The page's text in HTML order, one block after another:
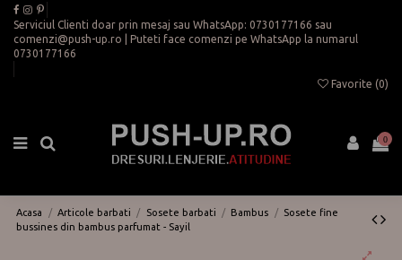
Serviciul Clienti doar prin mesaj sau WhatsApp: 0730177166 sau
comenzi@push-up.ro | Puteti face comenzi pe WhatsApp la numarul
0730177166
Favorite (0)
0
Acasa Articole barbati Sosete barbati Bambus
Sosete fine
bussines din bambus parfumat - Sayil